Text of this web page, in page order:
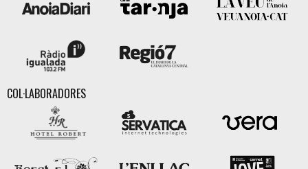
COL·LABORADORES